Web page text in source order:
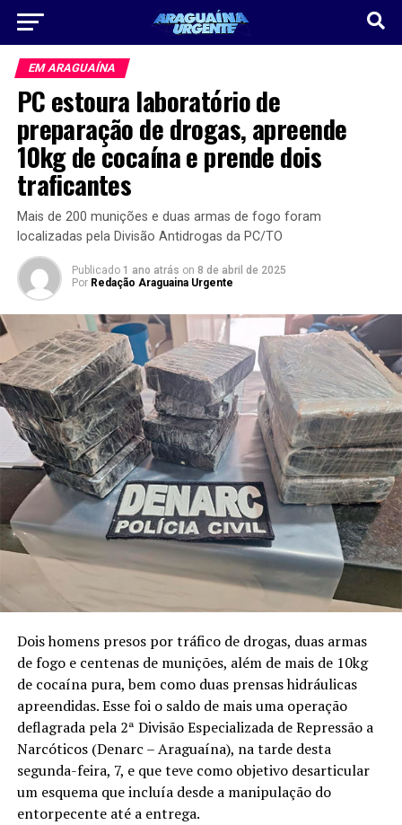
EM ARAGUAÍNA
PC estoura laboratório de
preparação de drogas, apreende
10kg de cocaína e prende dois
traficantes
Mais de 200 munições e duas armas de fogo foram
localizadas pela Divisão Antidrogas da PC/TO
Publicado 1 ano atrás on 8 de abril de 2025
Por Redação Araguaina Urgente
Dois homens presos por tráfico de drogas, duas armas
de fogo e centenas de munições, além de mais de 10kg
de cocaína pura, bem como duas prensas hidráulicas
apreendidas. Esse foi o saldo de mais uma operação
deflagrada pela 2ª Divisão Especializada de Repressão a
Narcóticos (Denarc – Araguaína), na tarde desta
segunda-feira, 7, e que teve como objetivo desarticular
um esquema que incluía desde a manipulação do
entorpecente até a entrega.